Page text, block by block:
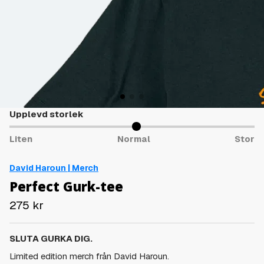
Upplevd storlek
Liten Normal Stor
David Haroun | Merch
Perfect Gurk-tee
275 kr
SLUTA GURKA DIG.
Limited edition merch från David Haroun.